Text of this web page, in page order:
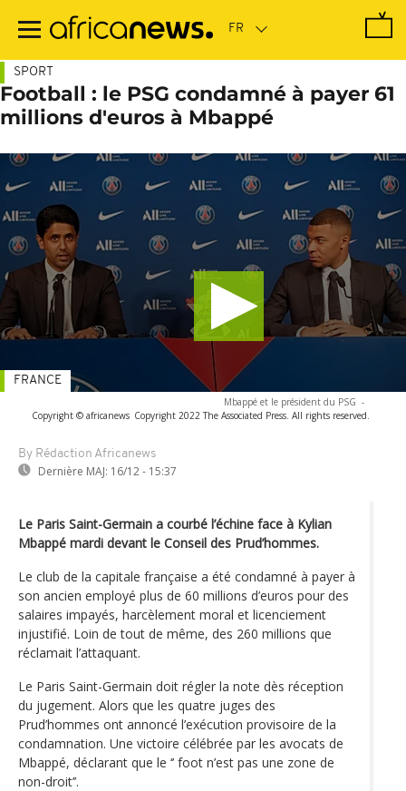
contenu
SPORT
Football : le PSG condamné à payer 61
millions d'euros à Mbappé
Mbappé et le président du PSG -
Copyright © africanews Copyright 2022 The Associated Press. All rights reserved.
By Rédaction Africanews
Dernière MAJ: 16/12 - 15:37
FRANCE
Le Paris Saint-Germain a courbé l’échine face à Kylian
Mbappé mardi devant le Conseil des Prud’hommes.
Le club de la capitale française a été condamné à payer à
son ancien employé plus de 60 millions d’euros pour des
salaires impayés, harcèlement moral et licenciement
injustifié. Loin de tout de même, des 260 millions que
réclamait l’attaquant.
Le Paris Saint-Germain doit régler la note dès réception
du jugement. Alors que les quatre juges des
Prud’hommes ont annoncé l’exécution provisoire de la
condamnation. Une victoire célébrée par les avocats de
Mbappé, déclarant que le ‘’ foot n’est pas une zone de
non-droit’’.